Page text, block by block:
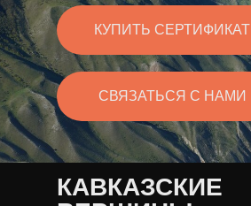
КУПИТЬ СЕРТИФИКАТ
СВЯЗАТЬСЯ С НАМИ
КАВКАЗСКИЕ